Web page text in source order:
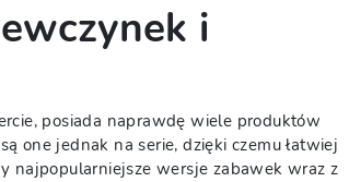
i
posiada naprawdę wiele produktów
one jednak na serie, dzięki czemu łatwiej
najpopularniejsze wersje zabawek wraz z